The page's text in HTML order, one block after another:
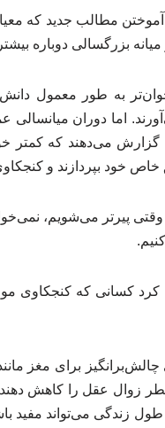
مطالب جدید که
بزرگسالی دوباره
به طور معمول
اما دوران
گزارش می‌دهند که کمتر
خاص خود بپردازند و
پیرتر می‌شویم،
کسانی که کنجکاوی
چالش‌برانگیز برای مغز
زوال عقل را کاهش دهند.
می‌تواند مفید